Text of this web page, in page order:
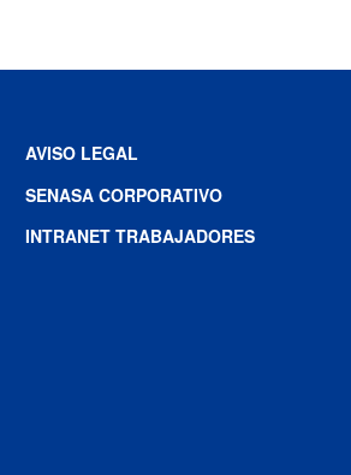
AVISO LEGAL
SENASA CORPORATIVO
INTRANET TRABAJADORES